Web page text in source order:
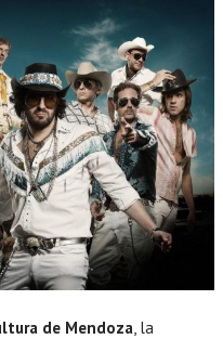
de Mendoza , la